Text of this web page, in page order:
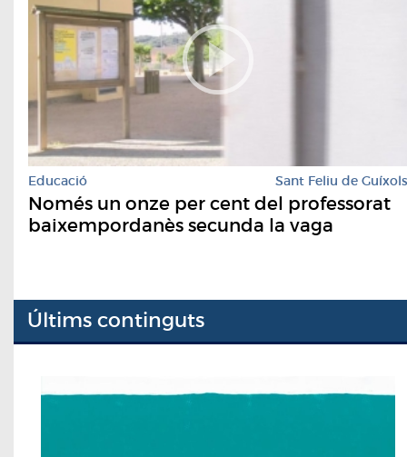
Educació Sant Feliu de Guíxols
Només un onze per cent del professorat
baixempordanès secunda la vaga
Últims continguts